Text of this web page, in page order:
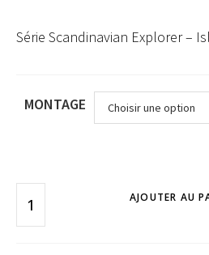
Série Scandinavian Explorer –
MONTAGE
AJOUTER AU